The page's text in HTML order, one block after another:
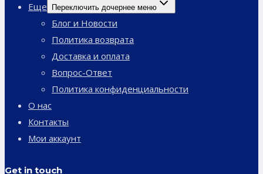
Еще
Переключить дочернее меню
Блог и Новости
Политика возврата
Доставка и оплата
Вопрос-Ответ
Политика конфиденциальности
О нас
Контакты
Мои аккаунт
Get in touch